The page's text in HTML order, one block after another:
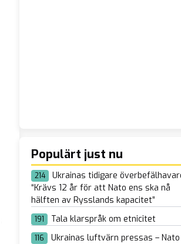
Populärt just nu
214
Ukrainas tidigare
“Krävs 12 år för att Nato ens ska nå
hälften av Rysslands kapacitet”
191 Tala klarspråk om etnicitet
116
Ukrainas luftvärn pressas – Nato